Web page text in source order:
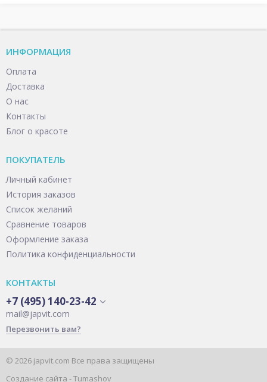
ИНФОРМАЦИЯ
Оплата
Доставка
О нас
Контакты
Блог о красоте
ПОКУПАТЕЛЬ
Личный кабинет
История заказов
Список желаний
Сравнение товаров
Оформление заказа
Политика конфиденциальности
КОНТАКТЫ
+7 (495) 140-23-42
mail@japvit.com
Перезвонить вам?
© 2026 japvit.com Все права защищены
Создание сайта -Tumashov